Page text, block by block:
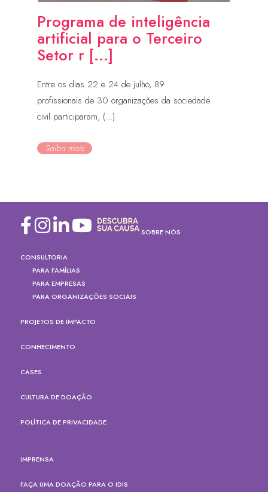
Programa de inteligência
artificial para o Terceiro
Setor r [...]
Entre os dias 22 e 24 de julho, 89
profissionais de 30 organizações da sociedade
civil participaram, (...)
Saiba mais
SOBRE NÓS
CONSULTORIA
PARA FAMÍLIAS
PARA EMPRESAS
PARA ORGANIZAÇÕES SOCIAIS
PROJETOS DE IMPACTO
CONHECIMENTO
CASES
CULTURA DE DOAÇÃO
POLÍTICA DE PRIVACIDADE
IMPRENSA
FAÇA UMA DOAÇÃO PARA O IDIS